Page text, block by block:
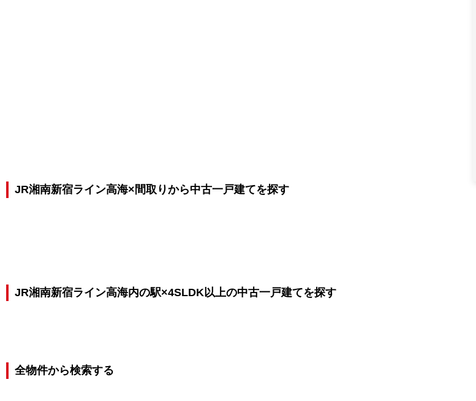
JR湘南新宿ライン高海×間取りから中古一戸建てを探す
JR湘南新宿ライン高海内の駅×4SLDK以上の中古一戸建てを探す
全物件から検索する